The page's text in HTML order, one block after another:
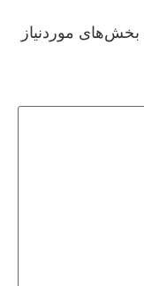
بخش‌های موردنیاز